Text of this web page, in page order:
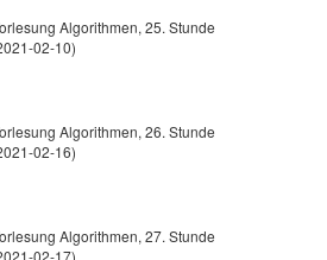
Algorithmen, 25. Stunde
02-10)
Algorithmen, 26. Stunde
02-16)
Algorithmen, 27. Stunde